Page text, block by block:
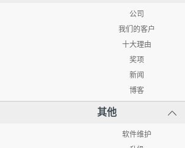
公司
我们的客户
十大理由
奖项
新闻
博客
其他
软件维护